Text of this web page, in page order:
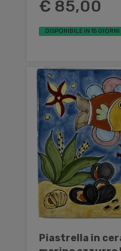
€ 85,00
DISPONIBILE IN 15 GIORNI
Piastrella in